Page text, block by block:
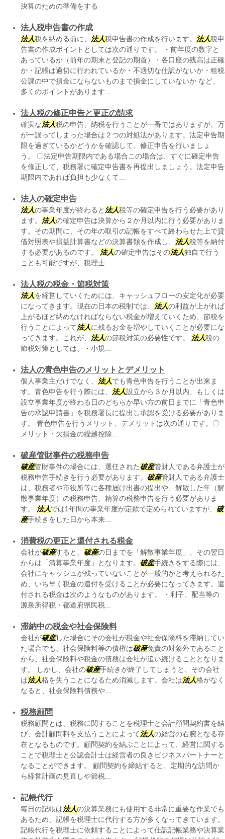
決算のための準備をする
法人税申告書の作成
法人税を納める前に、 法人税申告書の作成を行います。 法人税申
告書の作成ポイントとしては次の通りです。 ・前年度の数字と
あっているか（前年の期末と登記の期首）・各口座の残高は正確
か・記帳は適切に行われているか・不適切な仕訳がないか・租税
公課の中で損金にならないものまで損金にしていないか など、
多くのポイントがあります...
法人税の修正申告と更正の請求
確実な法人税の申告、納税を行うことが一番ではありますが、万
が一誤ってしまった場合は２つの対処法があります。法定申告期
限を過ぎているかどうかを確認して、修正申告を行いましょ
う。 〇法定申告期限内である場合この場合は、すぐに確定申告
を修正して、税務署に確定申告書を再提出しましょう。法定申告
期限内であれば負担も少なくて...
法人の確定申告
法人の事業年度が終わると 法人税等の確定申告を行う必要があり
ます。
法人の確定申告は決算から２か月以内に行う必要がありま
す。その期間に、その年の取引の記帳をすべて終わらせた上で貸
借対照表や損益計算書などの決算書類を作成し、
法人税等を納付
する必要があるのです。
法人の確定申告はその法人独自で行う
ことも可能ですが、税理士...
法人税の税金・節税対策
法人を経営していくためには、キャッシュフローの安定化が必要
になってきます。現在の日本の税制では、
法人の利益が上がれば
上がるほど納めなければならない税金が増えていくため、節税を
行うことによって 法人に残るお金を増やしていくことが必要にな
ってきます。これが、
法人の節税対策の必要性です。 法人税の
節税対策としては、・小規...
法人の青色申告のメリットとデメリット
個人事業主だけでなく、 法人でも青色申告を行うことが出来ま
す。青色申告を行う際には、
法人設立から３か月以内、もしくは
設立事業年度が終わる日のどちらか早い方の前日までに「青色申
告の承認申請書」を税務署長に提出し承認を受ける必要がありま
す。 青色申告を行うメリット、デメリットは次の通りです。〇
メリット・欠損金の繰越控除...
破産管財事件の税務申告
破産管財事件の場合には、選任された破産管財人である弁護士が
税務申告手続きを行う必要があります。 破産管財人である弁護士
は、税務者や市役所等に各種届け出書の提出や、解散した年（解
散事業年度）の税務申告、精算の税務申告を行う必要がありま
す。
法人では1年間の事業年度が定款で定められていますが、 破
産手続きをした日から本来...
消費税の更正と還付される税金
会社が破産すると、 破産の日までを「解散事業年度」、その翌日
からは「清算事業年度」となります。 破産手続きをする際には、
会社にキャッシュが残っていないことが一般的かと考えられるた
め、いち早く税金の還付を受けることが必要になってきます。還
付される税金は次のようなものがあります。 ・利子、配当等の
源泉所得税・都道府県民税...
滞納中の税金や社会保険料
会社が破産した場合にその会社が税金や社会保険料を滞納してい
た場合でも、社会保険料等の債権は破産免責の対象外であること
から、社会保険料や税金の債務は会社が追い続けることとなりま
す。 しかし、会社の破産手続きが終了してしまうと、その会社
は法人格を失うことになるため消滅します。会社は法人格がなく
なると、社会保険料債務や...
税務顧問
税務顧問とは、税務に関することを税理士と会計顧問契約書を結
び、会計顧問料を支払うことによって 法人の経営の右腕となる存
在となるものです。顧問契約を結ぶことによって、経営に関する
ことで税理士と公認会計士は経営者の良きビジネスパートナーと
なることができます。 顧問契約を締結すると、定期的な訪問か
ら経営計画の見直しや節税...
記帳代行
毎日の記帳は法人の決算業務にも使用する非常に重要な作業でも
あるため、記帳を税理士に代行する方が多くなってきています。
記帳代行を税理士に依頼することによって仕訳記帳業務や決算業